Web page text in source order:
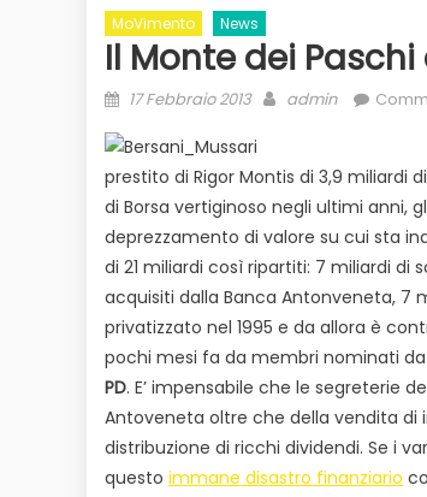
MoVimento News
Il Monte dei
Posted
17 Febbraio 2013 Author
admin
prestito di Rigor Montis di 3,9 miliardi
di Borsa vertiginoso negli ultimi anni,
deprezzamento di valore su cui sta
di 21 miliardi così ripartiti: 7 miliardi di
acquisiti dalla Banca Antonveneta, 7
privatizzato nel 1995 e da allora è
pochi mesi fa da membri nominati da
PD. E’ impensabile che le segreterie
Antoveneta oltre che della vendita di
distribuzione di ricchi dividendi. Se i
questo immane disastro finanziario
Evidenza Informazione News
Bilancio in consiglio con un occhio
alle urne